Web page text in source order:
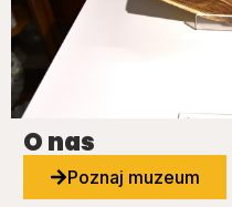
O nas
Poznaj muzeum